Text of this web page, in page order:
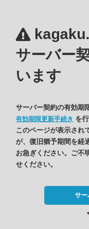
サーバー
います
サーバー契約の有効期
有効期限更新手続き を
このページが表示され
が、復旧猶予期間を経
お急ぎください。ご不
せください。
サー